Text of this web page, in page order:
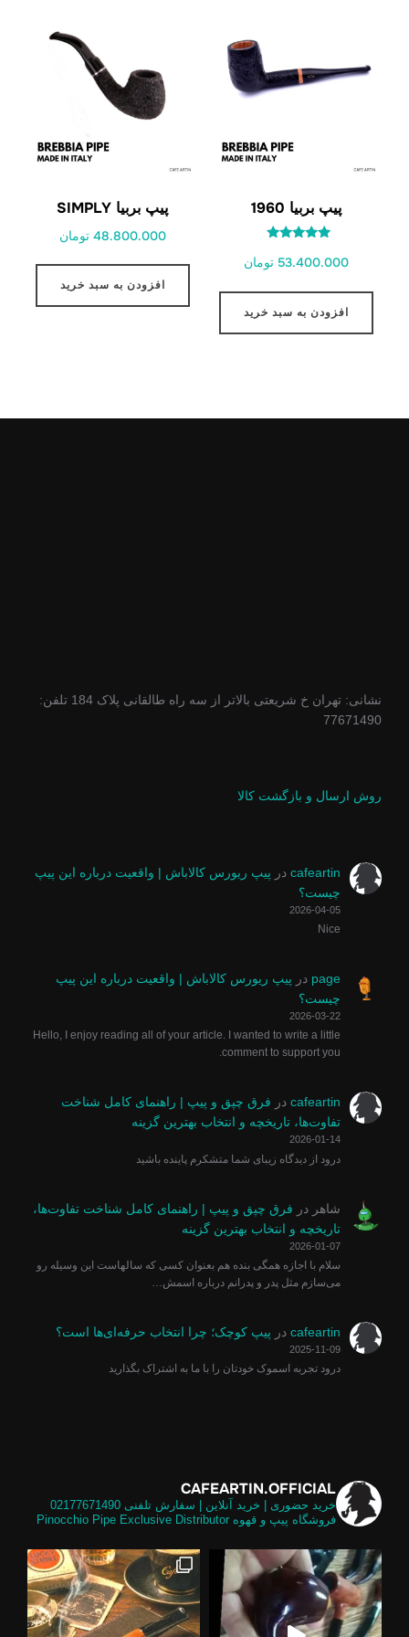
پیپ بربیا 1960
5.00
53.400.000 تومان
افزودن به سبد خرید
پیپ بربیا SIMPLY
48.800.000 تومان
افزودن به سبد خرید
نشانی: تهران خ شریعتی بالاتر از سه راه طالقانی پلاک 184 تلفن:
77671490
روش ارسال و بازگشت کالا
cafeartin در پیپ ریورس کالاباش | واقعیت درباره این پیپ
چیست؟
2026-04-05
Nice
page در پیپ ریورس کالاباش | واقعیت درباره این پیپ
چیست؟
2026-03-22
Hello, I enjoy reading all of your article. I wanted to write a little
comment to support you.
cafeartin در فرق چپق و پیپ | راهنمای کامل شناخت
تفاوت‌ها، تاریخچه و انتخاب بهترین گزینه
2026-01-14
درود از دیدگاه زیبای شما متشکرم پاینده باشید
شاهر در فرق چپق و پیپ | راهنمای کامل شناخت تفاوت‌ها،
تاریخچه و انتخاب بهترین گزینه
2026-01-07
سلام با اجازه همگی بنده هم بعنوان کسی که سالهاست این وسیله رو
می‌سازم مثل پدر و پدرانم درباره اسمش…
cafeartin در پیپ کوچک؛ چرا انتخاب حرفه‌ای‌ها است؟
2025-11-09
درود تجربه اسموک خودتان را با ما به اشتراک بگذارید
CAFEARTIN.OFFICIAL
خرید حضوری | خرید آنلاین | سفارش تلفنی
فروشگاه پیپ و قهوه
برابر گلد امکان استفاده از فیل